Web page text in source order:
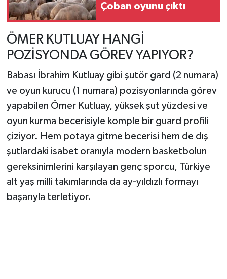
Çoban oyunu çıktı
ÖMER KUTLUAY HANGİ
POZİSYONDA GÖREV YAPIYOR?
Babası İbrahim Kutluay gibi şutör gard (2 numara)
ve oyun kurucu (1 numara) pozisyonlarında görev
yapabilen Ömer Kutluay, yüksek şut yüzdesi ve
oyun kurma becerisiyle komple bir guard profili
çiziyor. Hem potaya gitme becerisi hem de dış
şutlardaki isabet oranıyla modern basketbolun
gereksinimlerini karşılayan genç sporcu, Türkiye
alt yaş milli takımlarında da ay-yıldızlı formayı
başarıyla terletiyor.